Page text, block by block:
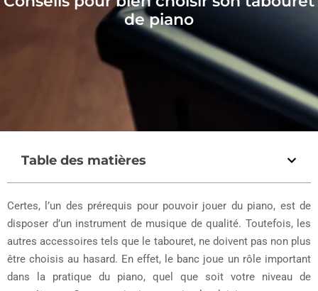
de piano
Table des matières
Certes, l’un des prérequis pour pouvoir jouer du piano, est de
disposer d’un instrument de musique de qualité. Toutefois, les
autres accessoires tels que le tabouret, ne doivent pas non plus
être choisis au hasard. En effet, le banc joue un rôle important
dans la pratique du piano, quel que soit votre niveau de